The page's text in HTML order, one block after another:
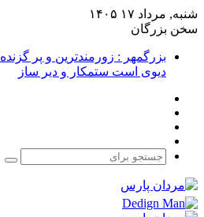
شنبه, مرداد ۱۷ ۱۴۰۵
سخن بزرگان
بزرگمهر : زورمندترین و پر
دیوی است ستمکار و دیر ساز